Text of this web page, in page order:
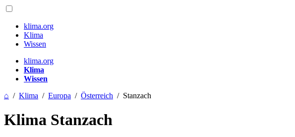
klima.org
Klima
Wissen
klima.org
Klima
Wissen
⌂ / Klima / Europa / Österreich / Stanzach
Klima Stanzach